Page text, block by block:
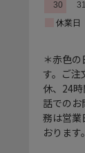
＊赤色
す。ご注
休、24
話でのお
務は営業
おります。